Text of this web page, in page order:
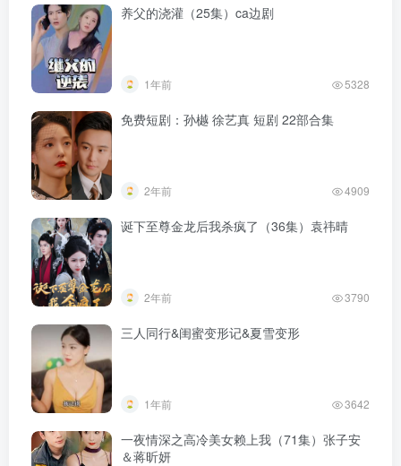
养父的浇灌（25集）ca边剧
1年前 5328
免费短剧：孙樾 徐艺真 短剧 22部合集
2年前 4909
诞下至尊金龙后我杀疯了（36集）袁祎晴
2年前 3790
三人同行&闺蜜变形记&夏雪变形
1年前 3642
一夜情深之高冷美女赖上我（71集）张子安
＆蒋昕妍